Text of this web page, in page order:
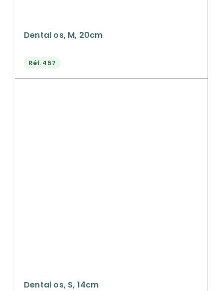
Dental os, M, 20cm
Réf.457
Dental os, S, 14cm